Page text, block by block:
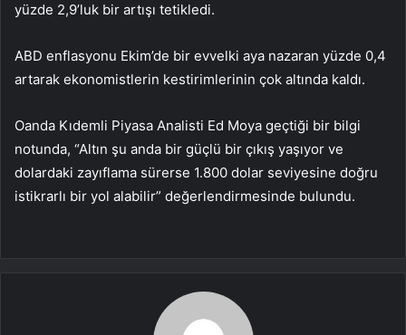
yüzde 2,9’luk bir artışı tetikledi.
ABD enflasyonu Ekim’de bir evvelki aya nazaran yüzde 0,4
artarak ekonomistlerin kestirimlerinin çok altında kaldı.
Oanda Kıdemli Piyasa Analisti Ed Moya geçtiği bir bilgi
notunda, “Altın şu anda bir güçlü bir çıkış yaşıyor ve
dolardaki zayıflama sürerse 1.800 dolar seviyesine doğru
istikrarlı bir yol alabilir” değerlendirmesinde bulundu.